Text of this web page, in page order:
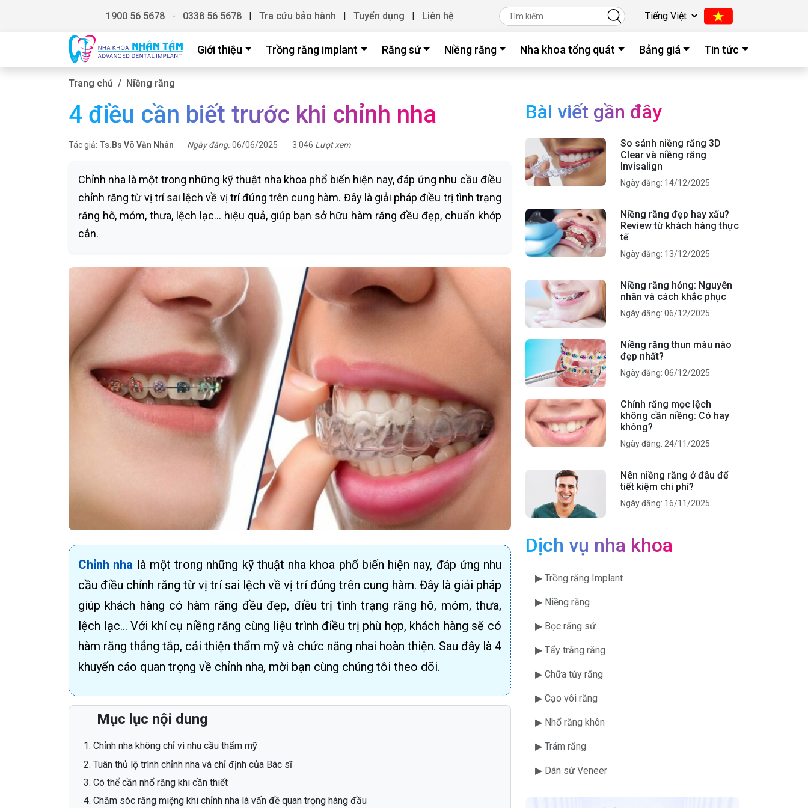
1900 56 5678 - 0338 56 5678 | Tra cứu bảo hành | Tuyển dụng | Liên hệ
Giới thiệu Trồng răng implant Răng sứ Niềng răng Nha khoa tổng quát Bảng giá Tin tức
Trang chủ Niềng răng
4 điều cần biết trước khi chỉnh nha
Tác giả: Ts.Bs Võ Văn Nhân Ngày đăng: 06/06/2025 3.046 Lượt xem
Chỉnh nha là một trong những kỹ thuật nha khoa phổ biến hiện nay, đáp ứng nhu cầu điều
chỉnh răng từ vị trí sai lệch về vị trí đúng trên cung hàm. Đây là giải pháp điều trị tình trạng
răng hô, móm, thưa, lệch lạc... hiệu quả, giúp bạn sở hữu hàm răng đều đẹp, chuẩn khớp
cắn.
Chỉnh nha là một trong những kỹ thuật nha khoa phổ biến hiện nay, đáp ứng nhu
cầu điều chỉnh răng từ vị trí sai lệch về vị trí đúng trên cung hàm. Đây là giải pháp
giúp khách hàng có hàm răng đều đẹp, điều trị tình trạng răng hô, móm, thưa,
lệch lạc... Với khí cụ niềng răng cùng liệu trình điều trị phù hợp, khách hàng sẽ có
hàm răng thẳng tắp, cải thiện thẩm mỹ và chức năng nhai hoàn thiện. Sau đây là 4
khuyến cáo quan trọng về chỉnh nha, mời bạn cùng chúng tôi theo dõi.
Mục lục nội dung
Chỉnh nha không chỉ vì nhu cầu thẩm mỹ
Tuân thủ lộ trình chỉnh nha và chỉ định của Bác sĩ
Có thể cần nhổ răng khi cần thiết
Chăm sóc răng miệng khi chỉnh nha là vấn đề quan trọng hàng đầu
Bài viết gần đây
So sánh niềng răng 3D
Clear và niềng răng
Invisalign
Ngày đăng: 14/12/2025
Niềng răng đẹp hay xấu?
Review từ khách hàng thực
tế
Ngày đăng: 13/12/2025
Niềng răng hỏng: Nguyên
nhân và cách khắc phục
Ngày đăng: 06/12/2025
Niềng răng thun màu nào
đẹp nhất?
Ngày đăng: 06/12/2025
Chỉnh răng mọc lệch
không cần niềng: Có hay
không?
Ngày đăng: 24/11/2025
Nên niềng răng ở đâu để
tiết kiệm chi phí?
Ngày đăng: 16/11/2025
Dịch vụ nha khoa
▶ Trồng răng Implant
▶ Niềng răng
▶ Bọc răng sứ
▶ Tẩy trắng răng
▶ Chữa tủy răng
▶ Cạo vôi răng
▶ Nhổ răng khôn
▶ Trám răng
▶ Dán sứ Veneer